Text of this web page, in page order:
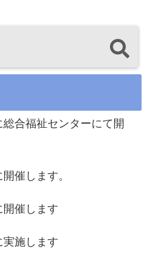
合福祉センターにて開
催します。
催します
施します